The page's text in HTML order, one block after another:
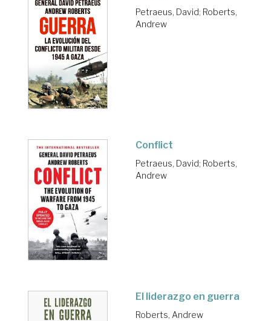
Petraeus, David; Roberts,
Andrew
Conflict
Petraeus, David; Roberts,
Andrew
El liderazgo en guerra
Roberts, Andrew